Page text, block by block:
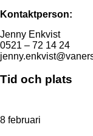
Kontaktperson:
Jenny Enkvist
0521 – 72 14 24
Tid och plats
8 februari